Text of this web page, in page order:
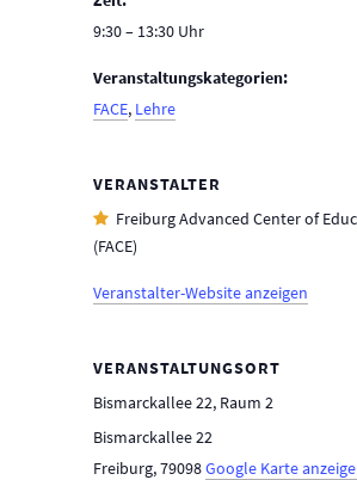
9:30 – 13:30
Veranstaltungskategorien:
FACE, Lehre
VERANSTALTUNGSORT
Bismarckallee 22, Raum 2
Bismarckallee 22
Freiburg,79098Google Karte
VERANSTALTER
Freiburg Advanced Center of
(FACE)
Veranstalter-Website anzeigen